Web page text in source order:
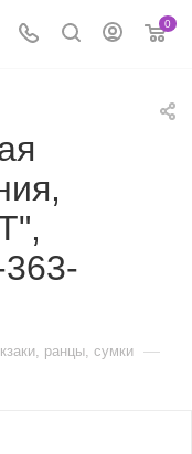
0
ранцы, сумки —